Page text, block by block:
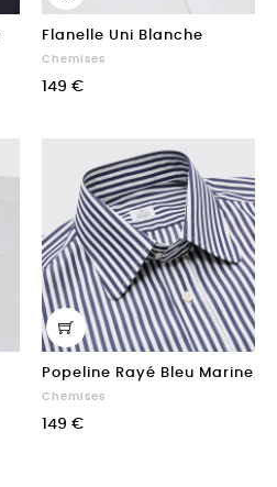
Flanelle Uni Blanche
Chemises
149 €
Popeline Rayé Bleu Marine
Chemises
149 €